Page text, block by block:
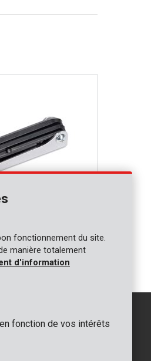
- 8 pcs
fonctionnement du site.
manière totalement
d'information
fonction de vos intérêts